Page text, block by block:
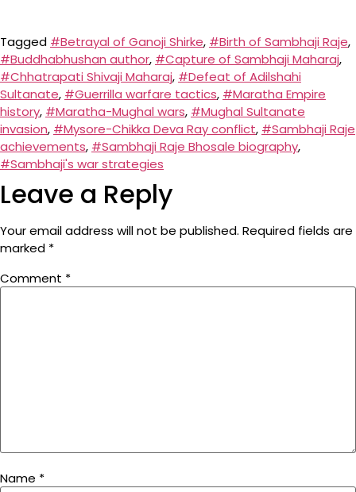
Tagged #Betrayal of Ganoji Shirke, #Birth of Sambhaji Raje,
#Buddhabhushan author, #Capture of Sambhaji Maharaj,
#Chhatrapati Shivaji Maharaj, #Defeat of Adilshahi
Sultanate, #Guerrilla warfare tactics, #Maratha Empire
history, #Maratha-Mughal wars, #Mughal Sultanate
invasion, #Mysore-Chikka Deva Ray conflict, #Sambhaji Raje
achievements, #Sambhaji Raje Bhosale biography,
#Sambhaji's war strategies
Leave a Reply
Your email address will not be published. Required fields are
marked *
Comment *
Name *